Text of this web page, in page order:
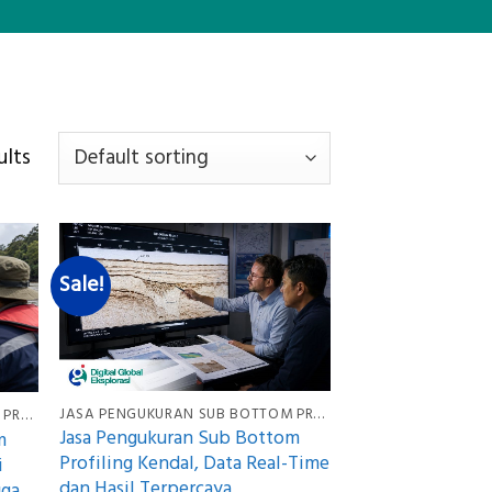
JASA PENGUKURAN SUB BOTTOM PROFILING
Sale!
JASA PENGUKURAN SUB BOTTOM PROFILING
Jasa Pengukuran Sub Bottom
Profiling Kendal, Data Real-Time